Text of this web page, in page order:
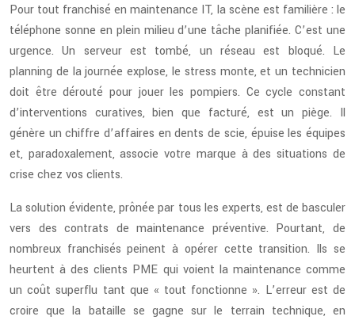
Pour tout franchisé en maintenance IT, la scène est familière : le
téléphone sonne en plein milieu d’une tâche planifiée. C’est une
urgence. Un serveur est tombé, un réseau est bloqué. Le
planning de la journée explose, le stress monte, et un technicien
doit être dérouté pour jouer les pompiers. Ce cycle constant
d’interventions curatives, bien que facturé, est un piège. Il
génère un chiffre d’affaires en dents de scie, épuise les équipes
et, paradoxalement, associe votre marque à des situations de
crise chez vos clients.
La solution évidente, prônée par tous les experts, est de basculer
vers des contrats de maintenance préventive. Pourtant, de
nombreux franchisés peinent à opérer cette transition. Ils se
heurtent à des clients PME qui voient la maintenance comme
un coût superflu tant que « tout fonctionne ». L’erreur est de
croire que la bataille se gagne sur le terrain technique, en